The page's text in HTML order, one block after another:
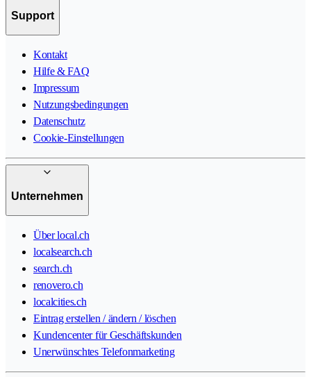
Support
Kontakt
Hilfe & FAQ
Impressum
Nutzungsbedingungen
Datenschutz
Cookie-Einstellungen
Unternehmen
Über local.ch
localsearch.ch
search.ch
renovero.ch
localcities.ch
Eintrag erstellen / ändern / löschen
Kundencenter für Geschäftskunden
Unerwünschtes Telefonmarketing